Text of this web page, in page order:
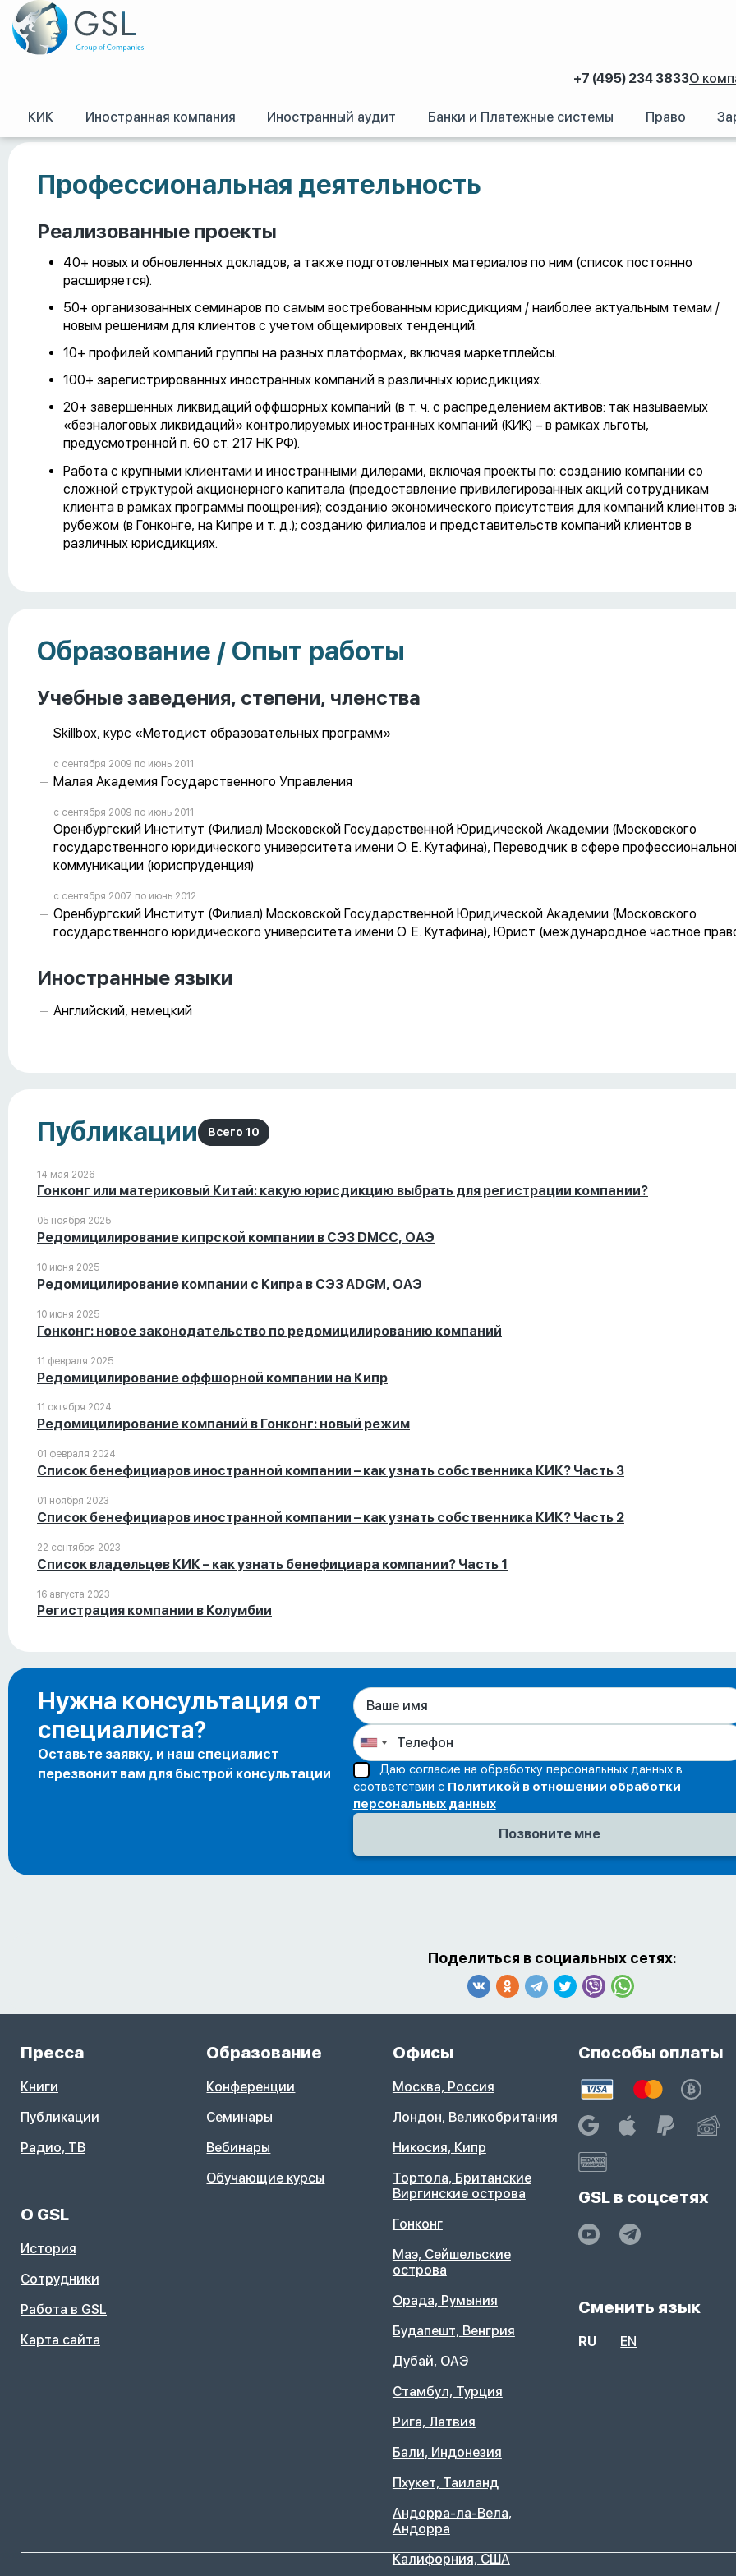
+7 (495) 234 3833О
КИК Иностранная компания Иностранный аудит Банки и Платежные системы Право
GSL/Работа в GSL/Светлана Пустаханова
Профессиональная деятельность
Реализованные проекты
40+ новых и обновленных докладов, а также подготовленных материалов по ним (список постоянно
расширяется).
50+ организованных семинаров по самым востребованным юрисдикциям / наиболее актуальным темам /
новым решениям для клиентов с учетом общемировых тенденций.
10+ профилей компаний группы на разных платформах, включая маркетплейсы.
100+ зарегистрированных иностранных компаний в различных юрисдикциях.
20+ завершенных ликвидаций оффшорных компаний (в т. ч. с распределением активов: так называемых
«безналоговых ликвидаций» контролируемых иностранных компаний (КИК) – в рамках льготы,
предусмотренной п. 60 ст. 217 НК РФ).
Работа с крупными клиентами и иностранными дилерами, включая проекты по: созданию компании со
сложной структурой акционерного капитала (предоставление привилегированных акций сотрудникам
клиента в рамках программы поощрения); созданию экономического присутствия для компаний клиентов
рубежом (в Гонконге, на Кипре и т. д.); созданию филиалов и представительств компаний клиентов в
различных юрисдикциях.
Образование / Опыт работы
Учебные заведения, степени, членства
Skillbox, курс «Методист образовательных программ»
с сентября 2009 пo июнь 2011
Малая Академия Государственного Управления
с сентября 2009 пo июнь 2011
Оренбургский Институт (Филиал) Московской Государственной Юридической Академии (Московского
государственного юридического университета имени О. Е. Кутафина), Переводчик в сфере
коммуникации (юриспруденция)
с сентября 2007 пo июнь 2012
Оренбургский Институт (Филиал) Московской Государственной Юридической Академии (Московского
государственного юридического университета имени О. Е. Кутафина), Юрист (международное частное
Иностранные языки
Английский, немецкий
Публикации Всего 10
14 мая 2026
Гонконг или материковый Китай: какую юрисдикцию выбрать для регистрации компании?
05 ноября 2025
Редомицилирование кипрской компании в СЭЗ DMCC, ОАЭ
10 июня 2025
Редомицилирование компании c Кипра в СЭЗ ADGM, ОАЭ
10 июня 2025
Гонконг: новое законодательство по редомицилированию компаний
11 февраля 2025
Редомицилирование оффшорной компании на Кипр
11 октября 2024
Редомицилирование компаний в Гонконг: новый режим
01 февраля 2024
Список бенефициаров иностранной компании – как узнать собственника КИК? Часть 3
01 ноября 2023
Список бенефициаров иностранной компании – как узнать собственника КИК? Часть 2
22 сентября 2023
Список владельцев КИК – как узнать бенефициара компании? Часть 1
16 августа 2023
Регистрация компании в Колумбии
Нужна консультация от
специалиста?
Оставьте заявку, и наш специалист
перезвонит вам для быстрой консультации
Даю согласие на обработку персональных данных в
соответствии с Политикой в отношении обработки
персональных данных
Поделиться в социальных сетях:
О GSL
История
Сотрудники
Работа в GSL
Карта сайта
Пресса
Книги
Публикации
Радио, ТВ
Образование
Конференции
Семинары
Вебинары
Обучающие курсы
Офисы
Москва, Россия
Лондон, Великобритания
Никосия, Кипр
Тортола, Британские
Виргинские острова
Гонконг
Маэ, Сейшельские
острова
Орада, Румыния
Будапешт, Венгрия
Дубай, ОАЭ
Стамбул, Турция
Рига, Латвия
Бали, Индонезия
Пхукет, Таиланд
Андорра-ла-Вела,
Андорра
Калифорния, США
Способы оплаты
GSL в соцсетях
Сменить язык
RU EN